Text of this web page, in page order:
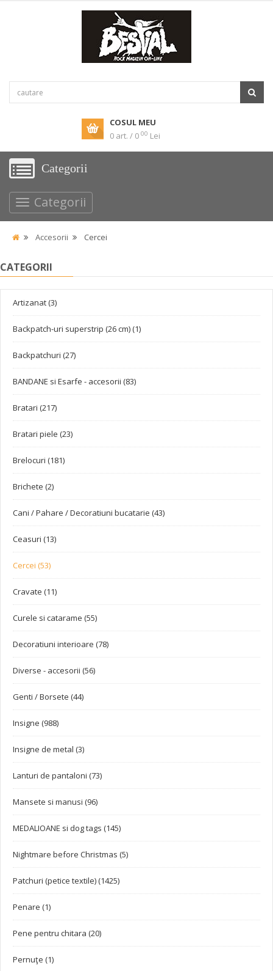
COSUL MEU
0 art. / 0 00 Lei
Categorii
Categorii
Accesorii Cercei
CATEGORII
Artizanat (3)
Backpatch-uri superstrip (26 cm) (1)
Backpatchuri (27)
BANDANE si Esarfe - accesorii (83)
Bratari (217)
Bratari piele (23)
Brelocuri (181)
Brichete (2)
Cani / Pahare / Decoratiuni bucatarie (43)
Ceasuri (13)
Cercei (53)
Cravate (11)
Curele si catarame (55)
Decoratiuni interioare (78)
Diverse - accesorii (56)
Genti / Borsete (44)
Insigne (988)
Insigne de metal (3)
Lanturi de pantaloni (73)
Mansete si manusi (96)
MEDALIOANE si dog tags (145)
Nightmare before Christmas (5)
Patchuri (petice textile) (1425)
Penare (1)
Pene pentru chitara (20)
Pernuţe (1)